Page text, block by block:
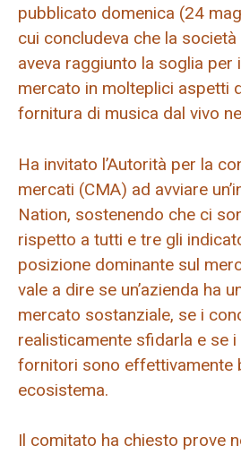
pubblicato domenica (24
cui concludeva che la
aveva raggiunto la soglia per
mercato in molteplici aspetti
fornitura di musica dal vivo
Ha invitato l’Autorità per la
mercati (CMA) ad avviare
Nation, sostenendo che ci
rispetto a tutti e tre gli
posizione dominante sul
vale a dire se un’azienda ha
mercato sostanziale, se i
realisticamente sfidarla e se
fornitori sono effettivamente
ecosistema.
Il comitato ha chiesto prove